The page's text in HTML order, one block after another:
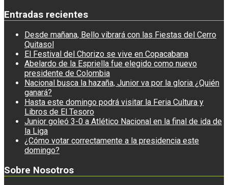
Entradas recientes
Desde mañana, Bello vibrará con las Fiestas del Cerro
Quitasol
El Festival del Chorizo se vive en Copacabana
Abelardo de la Espriella fue elegido como nuevo
presidente de Colombia
Nacional busca la hazaña, Junior va por la gloria ¿Quién
ganará?
Hasta este domingo podrá visitar la Feria Cultura y
Libros de El Tesoro
Junior goleó 3-0 a Atlético Nacional en la final de ida de
la Liga
¿Cómo votar correctamente a la presidencia este
domingo?
Sobre Nosotros